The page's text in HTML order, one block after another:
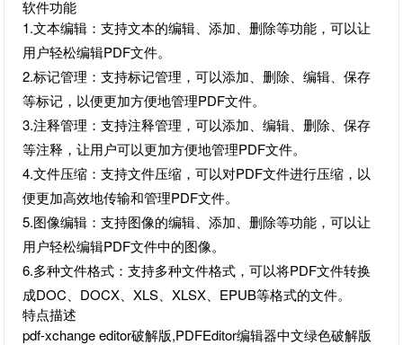
软件功能
1.文本编辑：支持文本的编辑、添加、删除等功能，可以让
用户轻松编辑PDF文件。
2.标记管理：支持标记管理，可以添加、删除、编辑、保存
等标记，以便更加方便地管理PDF文件。
3.注释管理：支持注释管理，可以添加、编辑、删除、保存
等注释，让用户可以更加方便地管理PDF文件。
4.文件压缩：支持文件压缩，可以对PDF文件进行压缩，以
便更加高效地传输和管理PDF文件。
5.图像编辑：支持图像的编辑、添加、删除等功能，可以让
用户轻松编辑PDF文件中的图像。
6.多种文件格式：支持多种文件格式，可以将PDF文件转换
成DOC、DOCX、XLS、XLSX、EPUB等格式的文件。
特点描述
pdf-xchange editor破解版,PDFEditor编辑器中文绿色破解版